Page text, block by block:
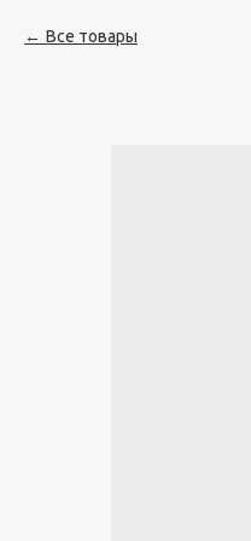
Все товары